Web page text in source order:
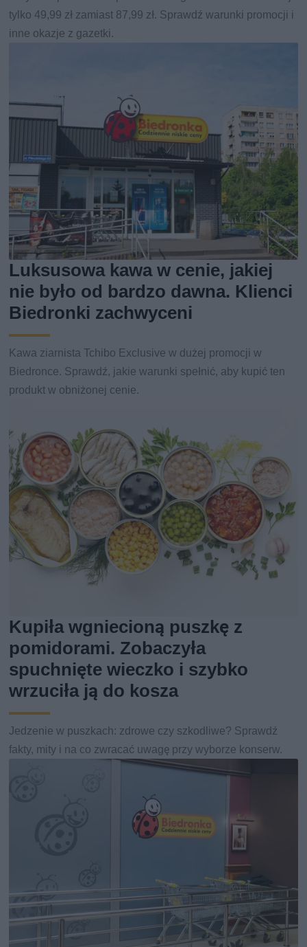
tylko 49,99 zł zamiast 87,99 zł. Sprawdź warunki promocji i
inne okazje z gazetki.
Luksusowa kawa w cenie, jakiej
nie było od bardzo dawna. Klienci
Biedronki zachwyceni
Kawa ziarnista Tchibo Exclusive w dużej promocji w
Biedronce. Sprawdź, jakie warunki spełnić, aby kupić ten
produkt w obniżonej cenie.
Kupiła wgniecioną puszkę z
pomidorami. Zobaczyła
spuchnięte wieczko i szybko
wrzuciła ją do kosza
Jedzenie w puszkach: zdrowe czy szkodliwe? Sprawdź
fakty, mity i na co zwracać uwagę przy wyborze konserw.